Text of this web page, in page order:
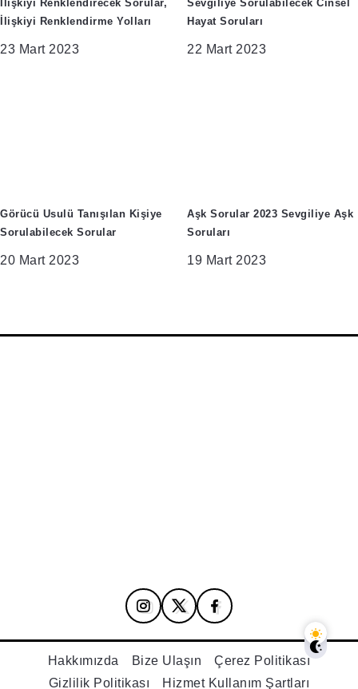
İlişkiyi Renklendirecek Sorular,
İlişkiyi Renklendirme Yolları
23 Mart 2023
Sevgiliye Sorulabilecek Cinsel
Hayat Soruları
22 Mart 2023
Görücü Usulü Tanışılan Kişiye
Sorulabilecek Sorular
20 Mart 2023
Aşk Sorular 2023 Sevgiliye Aşk
Soruları
19 Mart 2023
Hakkımızda Bize Ulaşın
Çerez Politikası
Gizlilik Politikası
Hizmet Kullanım Şartları